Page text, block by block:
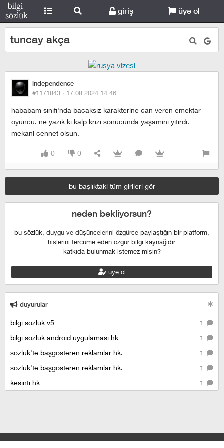
giriş üye ol
tuncay akça
independence
#1171843 · 17.08.2024 14:46
hababam sınıfı'nda bacaksız karakterine can veren emektar
oyuncu. ne yazık ki kalp krizi sonucunda yaşamını yitirdi.
mekani cennet olsun.
0 0
bu başlıktaki tüm girileri gör
neden bekliyorsun?
bu sözlük, duygu ve düşüncelerini özgürce paylaştığın bir platform,
hislerini tercüme eden özgür bilgi kaynağıdır.
katkıda bulunmak istemez misin?
üye ol
duyurular
1
bilgi sözlük v5
1
bilgi sözlük android uygulaması hk
1
sözlük'te başgösteren reklamlar hk.
1
sözlük'te başgösteren reklamlar hk.
1
kesinti hk